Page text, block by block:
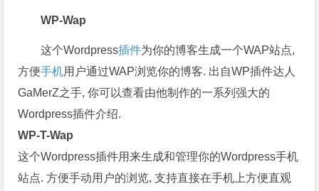
WP-Wap
这个Wordpress插件为你的博客生成一个WAP站点,
方便手机用户通过WAP浏览你的博客. 出自WP插件达人
GaMerZ之手, 你可以查看由他制作的一系列强大的
Wordpress插件介绍.
WP-T-Wap
这个Wordpress插件用来生成和管理你的Wordpress手机
站点. 方便手动用户的浏览, 支持直接在手机上方便直观